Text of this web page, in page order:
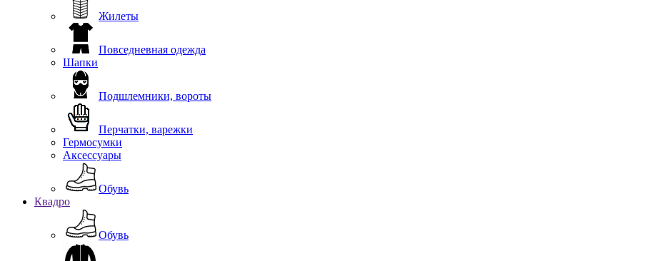
Жилеты
Повседневная одежда
Шапки
Подшлемники, вороты
Перчатки, варежки
Гермосумки
Аксессуары
Обувь
Квадро
Обувь